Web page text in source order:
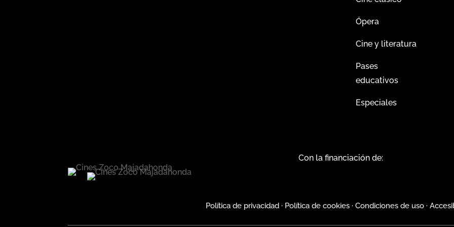
Ópera
Cine y literatura
Pases
educativos
Especiales
Con la financiación de:
Política de privacidad · Política de cookies · Condiciones de uso ·